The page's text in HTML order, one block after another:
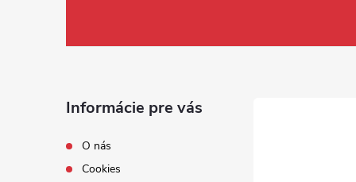
Informácie pre vás
O nás
Cookies